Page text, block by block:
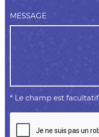
MESSAGE
* Le champ est facultatif